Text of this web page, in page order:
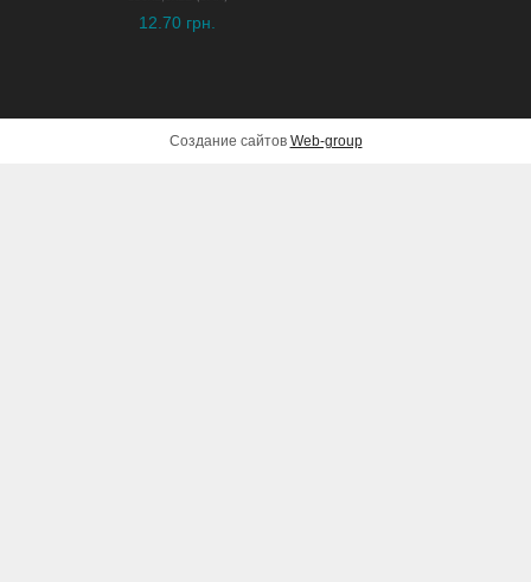
12.70 грн.
Создание сайтов Web-group